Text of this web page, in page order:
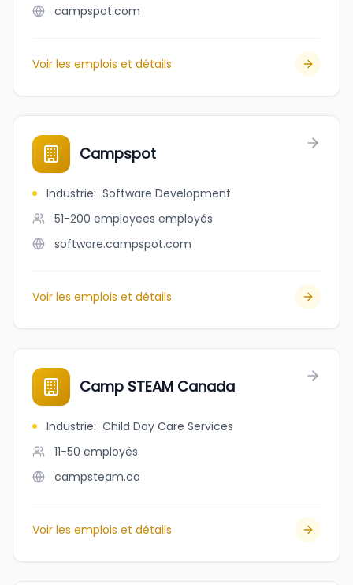
campspot.com
Voir les emplois et détails
Campspot
Industrie: Software Development
51-200 employees employés
software.campspot.com
Voir les emplois et détails
Camp STEAM Canada
Industrie: Child Day Care Services
11-50 employés
campsteam.ca
Voir les emplois et détails